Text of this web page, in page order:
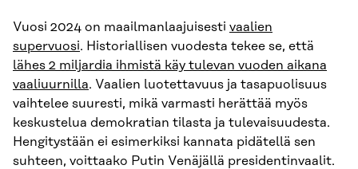
Vuosi 2024 on maailmanlaajuisesti vaalien
supervuosi. Historiallisen vuodesta tekee se, että
lähes 2 miljardia ihmistä käy tulevan vuoden aikana
vaaliuurnilla. Vaalien luotettavuus ja tasapuolisuus
vaihtelee suuresti, mikä varmasti herättää myös
keskustelua demokratian tilasta ja tulevaisuudesta.
Hengitystään ei esimerkiksi kannata pidätellä sen
suhteen, voittaako Putin Venäjällä presidentinvaalit.